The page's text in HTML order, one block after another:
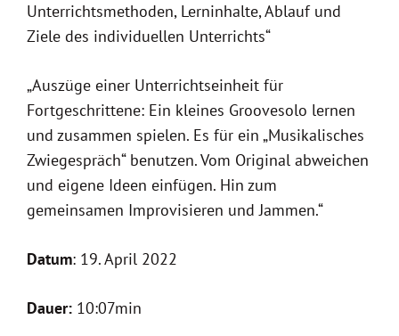
Unterrichtsmethoden, Lerninhalte, Ablauf und
Ziele des individuellen Unterrichts“
„Auszüge einer Unterrichtseinheit für
Fortgeschrittene: Ein kleines Groovesolo lernen
und zusammen spielen. Es für ein „Musikalisches
Zwiegespräch“ benutzen. Vom Original abweichen
und eigene Ideen einfügen. Hin zum
gemeinsamen Improvisieren und Jammen.“
Datum: 19. April 2022
Dauer: 10:07min